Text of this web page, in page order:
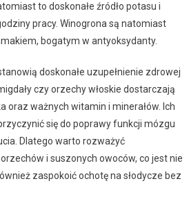
to doskonałe źródło potasu i
pracy. Winogrona są natomiast
bogatym w antyoksydanty.
doskonałe uzupełnienie zdrowej
czy orzechy włoskie dostarczają
oraz ważnych witamin i minerałów. Ich
się do poprawy funkcji mózgu
Dlatego warto rozważyć
i suszonych owoców, co jest nie
zaspokoić ochotę na słodycze bez